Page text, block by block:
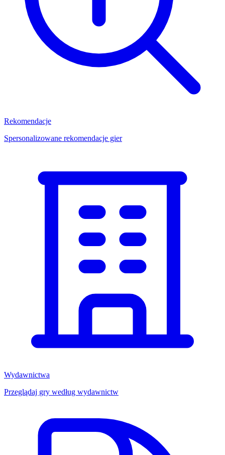
Rekomendacje
Spersonalizowane rekomendacje gier
Wydawnictwa
Przeglądaj gry według wydawnictw